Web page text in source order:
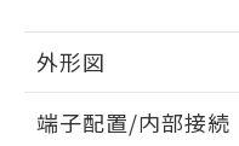
外形図
端子配置/内部接続
していることか
り、2022年1月
す。